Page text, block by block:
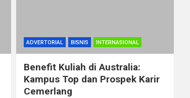
ADVERTORIAL BISNIS INTERNASIONAL
Benefit Kuliah di Australia:
Kampus Top dan Prospek Karir
Cemerlang